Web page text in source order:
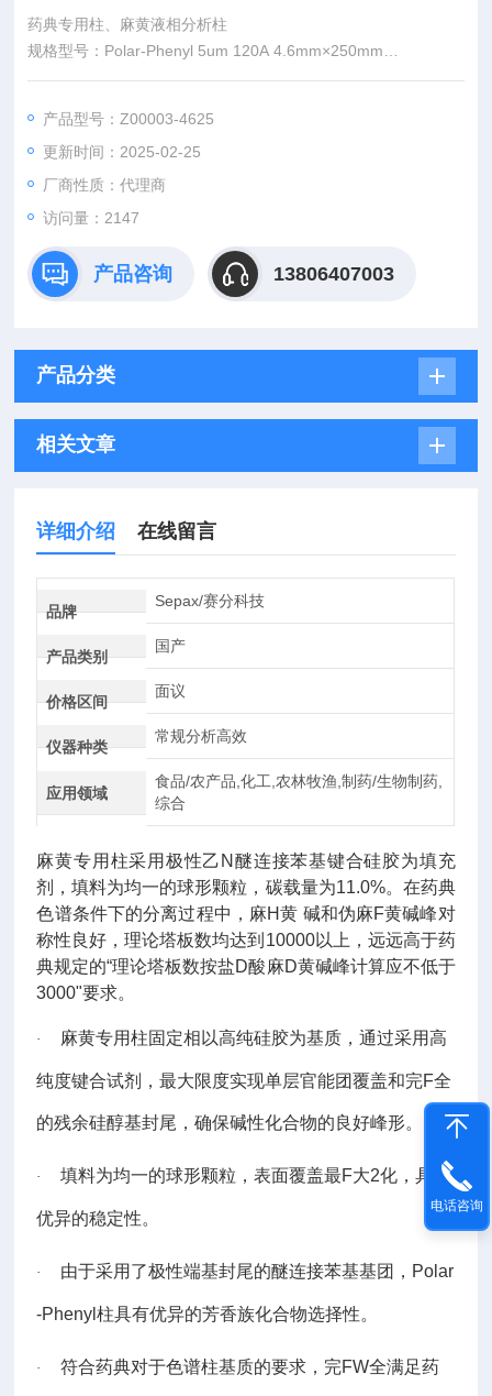
药典专用柱、麻黄液相分析柱
规格型号：Polar-Phenyl 5um 120A 4.6mm×250mm
订货号：Z00003-4625
供应厂商：济南赛畅科学仪器有限公司
产品型号：Z00003-4625
更新时间：2025-02-25
厂商性质：代理商
访问量：2147
产品咨询 13806407003
产品分类
相关文章
详细介绍 在线留言
品牌
Sepax/赛分科技
产品类别
国产
价格区间
面议
仪器种类
常规分析高效
应用领域
食品/农产品,化工,农林牧渔,制药/生物制药,
综合
麻黄专用柱采用极性乙N醚连接苯基键合硅胶为填充
剂，填料为均一的球形颗粒，碳载量为11.0%。在药典
色谱条件下的分离过程中，麻H黄 碱和伪麻F黄碱峰对
称性良好，理论塔板数均达到 10000以上，远远高于药
典规定的“理论塔板数按盐D酸麻D黄碱峰计算应不低于
3000"要求。
· 麻黄专用柱固定相以高纯硅胶为基质，通过采用高
纯度键合试剂，最大限度实现单层官能团覆盖和完F全
的残余硅醇基封尾，确保碱性化合物的良好峰形。
· 填料为均一的球形颗粒，表面覆盖最F大2化，具有
优异的稳定性。
· 由于采用了极性端基封尾的醚连接苯基基团， Polar
-Phenyl柱具有优异的芳香族化合物选择性。
· 符合药典对于色谱柱基质的要求，完FW全满足药
电话咨询